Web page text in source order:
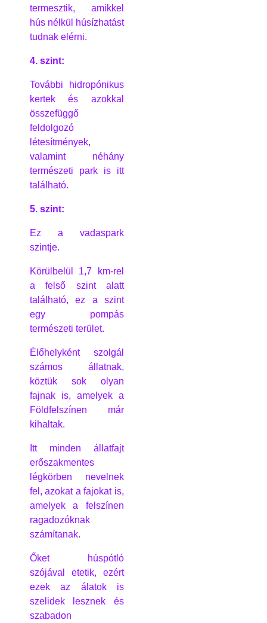
termesztik, amikkel
hús nélkül húsízhatást
tudnak elérni.
4. szint:
További hidropónikus
kertek és azokkal
összefüggő
feldolgozó
létesítmények,
valamint néhány
természeti park is itt
található.
5. szint:
Ez a vadaspark
szintje.
Körülbelül 1,7 km-rel
a felső szint alatt
található, ez a szint
egy pompás
természeti terület.
Élőhelyként szolgál
számos állatnak,
köztük sok olyan
fajnak is, amelyek a
Földfelszínen már
kihaltak.
Itt minden állatfajt
erőszakmentes
légkörben nevelnek
fel, azokat a fajokat is,
amelyek a felszínen
ragadozóknak
számítanak.
Őket húspótló
szójával etetik, ezért
ezek az álatok is
szelidek lesznek és
szabadon